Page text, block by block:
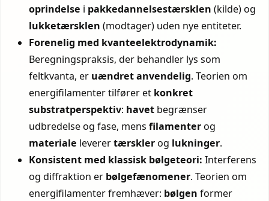
oprindelse i pakke­dannelses­tærsklen (kilde) og
lukke­tærsklen (modtager) uden nye entiteter.
Forenelig med kvanteelektrodynamik:
Beregningspraksis, der behandler lys som
feltkvanta, er uændret anvendelig. Teorien om
energifilamenter tilfører et konkret
substratperspektiv: havet begrænser
udbredelse og fase, mensfilamenter og
materiale leverertærskler og lukninger.
Konsistent med klassisk bølgeteori: Interferens
og diffraktion er bølgefænomener. Teorien om
energifilamenter fremhæver: bølgen former